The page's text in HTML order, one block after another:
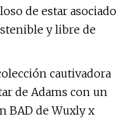
de estar asociado
y libre de
cautivadora
de Adams con un
BAD de Wuxly x